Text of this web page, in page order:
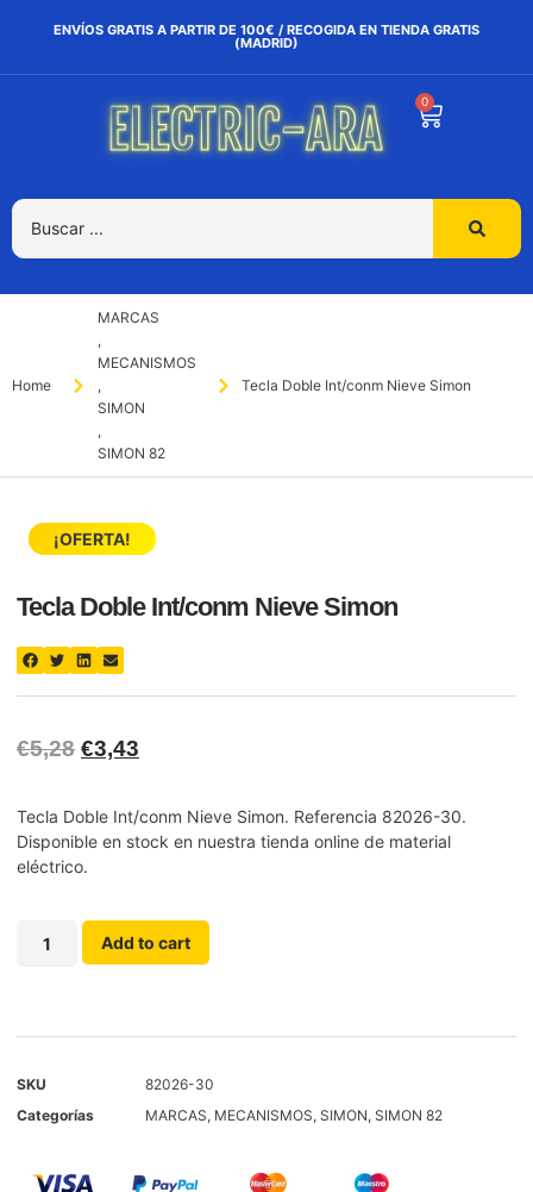
ENVÍOS GRATIS A PARTIR DE 100€ / RECOGIDA EN TIENDA GRATIS
(MADRID)
0
Home
MARCAS
,
MECANISMOS
,
SIMON
,
SIMON 82
Tecla Doble Int/conm Nieve Simon
¡OFERTA!
Tecla Doble Int/conm Nieve Simon
€5,28 €3,43
Tecla Doble Int/conm Nieve Simon. Referencia 82026-30.
Disponible en stock en nuestra tienda online de material
eléctrico.
Add to cart
SKU
82026-30
Categorías
MARCAS, MECANISMOS, SIMON, SIMON 82